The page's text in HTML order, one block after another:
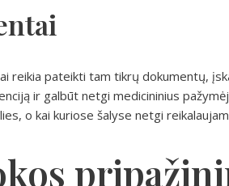
reikia pateikti tam tikrų dokumentų,
ir galbūt netgi medicininius
o kai kuriose šalyse netgi